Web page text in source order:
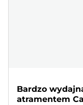
Bardzo
atramentem